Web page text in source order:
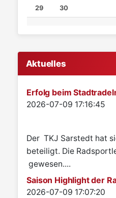
29 30
Aktuelles
Erfolg beim
Details
2026-07-09 17:16:45
Der TKJ Sarstedt hat
beteiligt. Die
gewesen....
Saison Highlight der
Details
2026-07-09 17:07:20